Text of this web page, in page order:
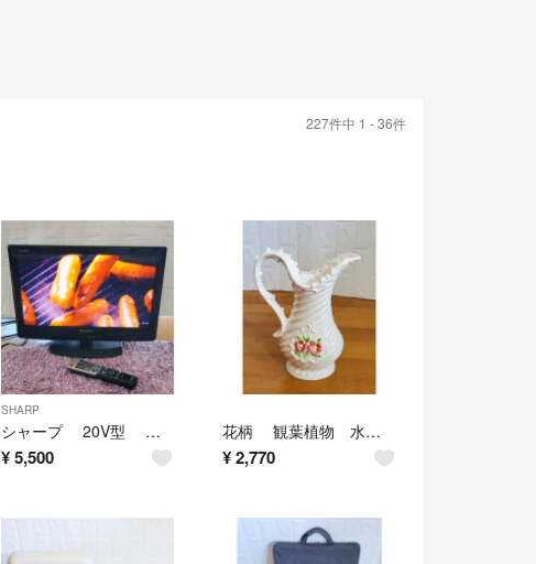
227件中 1 - 36件
SHARP
シャープ 20V型 液晶テレビ AQUOS リモコン付 清掃済 B-CASカード付 SHARP ブラック
¥ 5,500
花柄 観葉植物 水差し 花瓶 お庭 レトロ インテリア雑貨 フラワーベース 陶器製 ピッチャー
¥2,770